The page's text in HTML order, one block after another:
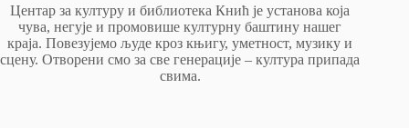
Центар за културу и библиотека Кнић је установа која
чува, негује и промовише културну баштину нашег
краја. Повезујемо људе кроз књигу, уметност, музику и
сцену. Отворени смо за све генерације – култура припада
свима.